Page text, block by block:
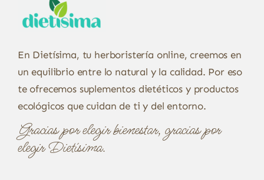
En Dietísima, tu herboristería online, creemos en
un equilibrio entre lo natural y la calidad. Por eso
te ofrecemos suplementos dietéticos y productos
ecológicos que cuidan de ti y del entorno.
Gracias por elegir bienestar, gracias por
elegir Dietísima.